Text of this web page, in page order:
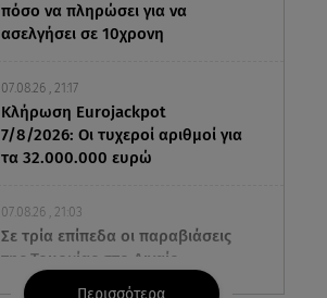
πόσο να πληρώσει για να
ασελγήσει σε 10χρονη
07.08.26 , 21:17
Κλήρωση Eurojackpot
7/8/2026: Οι τυχεροί αριθμοί για
τα 32.000.000 ευρώ
07.08.26 , 21:03
Σε τρία επίπεδα οι παραβιάσεις
της Τουρκίας στο Αιγαίο
Περισσότερα